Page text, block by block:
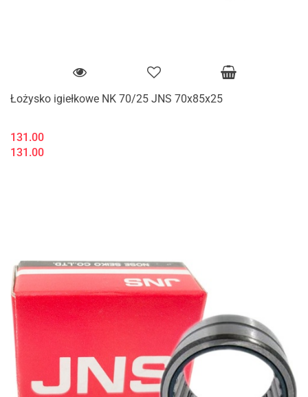
Łożysko igiełkowe NK 70/25 JNS 70x85x25
131.00
131.00